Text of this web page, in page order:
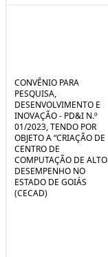
CONVÊNIO PARA
PESQUISA,
DESENVOLVIMENTO E
INOVAÇÃO - PD&I N.º
01/2023, TENDO POR
OBJETO A “CRIAÇÃO DE
CENTRO DE
COMPUTAÇÃO DE ALTO
DESEMPENHO NO
ESTADO DE GOIÁS
(CECAD)